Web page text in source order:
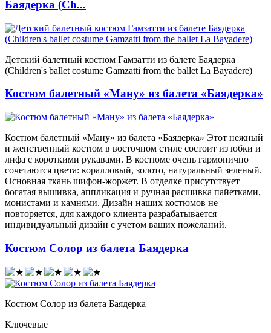
Баядерка (Ch...
Детский балетный костюм Гамзатти из балете Баядерка
(Children's ballet costume Gamzatti from the ballet La Bayadere)
Костюм балетный «Ману» из балета «Баядерка»
Костюм балетный «Ману» из балета «Баядерка» Этот нежный
и женственный костюм в восточном стиле состоит из юбки и
лифа с короткими рукавами. В костюме очень гармонично
сочетаются цвета: коралловый, золото, натуральный зеленый.
Основная ткань шифон-жоржет. В отделке присутствует
богатая вышивка, аппликация и ручная расшивка пайетками,
монистами и камнями. Дизайн наших костюмов не
повторяется, для каждого клиента разрабатывается
индивидуальный дизайн с учетом ваших пожеланий.
Костюм Солор из балета Баядерка
Костюм Солор из балета Баядерка
Ключевые